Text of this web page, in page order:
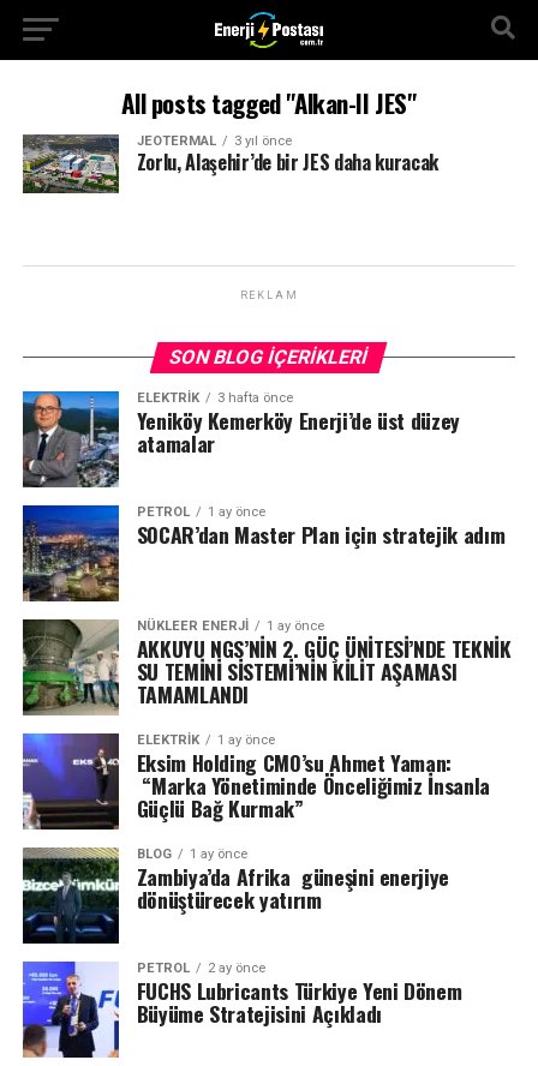
All posts tagged "Alkan-II JES"
JEOTERMAL 3 yıl önce
Zorlu, Alaşehir’de bir JES daha kuracak
REKLAM
SON BLOG İÇERIKLERI
ELEKTRİK 3 hafta önce
Yeniköy Kemerköy Enerji’de üst düzey
atamalar
PETROL 1 ay önce
SOCAR’dan Master Plan için stratejik adım
NÜKLEER ENERJI 1 ay önce
AKKUYU NGS’NİN 2. GÜÇ ÜNİTESİ’NDE TEKNİK
SU TEMİNİ SİSTEMİ’NİN KİLİT AŞAMASI
TAMAMLANDI
ELEKTRİK 1 ay önce
Eksim Holding CMO’su Ahmet Yaman:
“Marka Yönetiminde Önceliğimiz İnsanla
Güçlü Bağ Kurmak”
BLOG 1 ay önce
Zambiya’da Afrika güneşini enerjiye
dönüştürecek yatırım
PETROL 2 ay önce
FUCHS Lubricants Türkiye Yeni Dönem
Büyüme Stratejisini Açıkladı